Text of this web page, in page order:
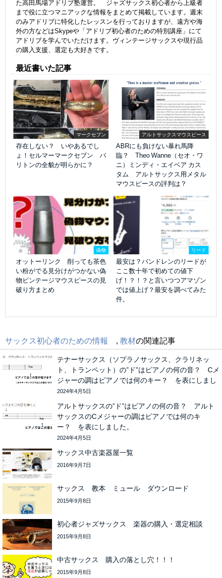
た高田馬場アドリブ塾運営。 ジャズサックス初心者から上級者
まで役に立つマニアックな情報をまとめて掲載しています。週末
のみアドリブに特化したレッスンを行っておりますが、遠方や海
外の方などはSkypeや「アドリブ初心者のための特別講座」にて
アドリブを学んでいただけます。ヴィンテージサックスや現行品
の購入支援、選定も大好きです。
最近書いた記事
マークセブン
存在しない？ いやあるでし
ょ！セルマーマークセブン バ
リトンの全貌が明らかに？
アルトサックスマウスピース
ABRにも負けない暴れ馬降
臨？ Theo Wanne（セオ・ワ
ニ）ミンディ・エイベア カス
タム アルトサックス用メタル
マウスピースの評判は？
偽物
オットーリンク 削っても茶色
い粉がでる見分けがつかない偽
物ビンテージマウスピースの見
破り方まとめ
リード
最安は？バンドレンのリードが
ここ数十年で初めての値下
げ！？！？と言いつつアマゾン
では値上げ？最安を調べてみた
件。
サックス初心者のための情報 教材の関連記事
テナーサックス（ソプラノサックス、クラリネッ
ト、トランペット）の”ド”はピアノの何の音？ Cメ
ジャーの調はピアノでは何のキー？ を表にしまし
た。
2024年4月5日
アルトサックスの”ド”はピアノの何の音？ アルト
サックスのCメジャーの調はピアノでは何のキ
ー？ を表にしました。
2024年4月5日
サックス中古楽器屋一覧
2016年9月7日
サックス 教本 ミュール ダウンロード
2015年9月8日
初心者ジャズサックス 楽器の購入・選定相談
2015年9月8日
中古サックス 購入の落とし穴！！！
2015年9月8日